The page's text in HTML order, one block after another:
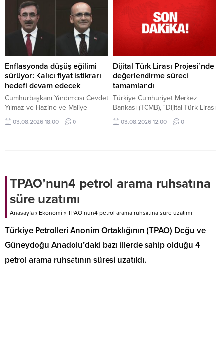
Enflasyonda düşüş eğilimi
sürüyor: Kalıcı fiyat istikrarı
hedefi devam edecek
Cumhurbaşkanı Yardımcısı Cevdet
Yılmaz ve Hazine ve Maliye
Bakanı Mehmet Şimşek, temmuz
ayı enflasyon verilerini
03.08.2026 18:00 0
Dijital Türk Lirası Projesi’nde
değerlendirme süreci
tamamlandı
Türkiye Cumhuriyet Merkez
Bankası (TCMB), "Dijital Türk Lirası
Projesi" ekosistemine katılım
çağrısına ilişkin başvuru
03.08.2026 12:00 0
TPAO’nun4 petrol arama ruhsatına
süre uzatımı
Anasayfa » Ekonomi » TPAO’nun4 petrol arama ruhsatına süre uzatımı
Türkiye Petrolleri Anonim Ortaklığının (TPAO) Doğu ve
Güneydoğu Anadolu’daki bazı illerde sahip olduğu 4
petrol arama ruhsatının süresi uzatıldı.